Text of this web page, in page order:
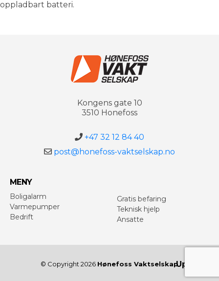
oppladbart batteri.
Kongens gate 10
3510 Honefoss
+47 32 12 84 40
post@honefoss-vaktselskap.no
MENY
Boligalarm
Varmepumper
Bedrift
Gratis befaring
Teknisk hjelp
Ansatte
© Copyright 2026 Hønefoss VaktselskapUp